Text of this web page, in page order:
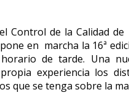
Control de la Calidad
pone en marcha la 16ª
de tarde. Una
experiencia los
que se tenga sobre la